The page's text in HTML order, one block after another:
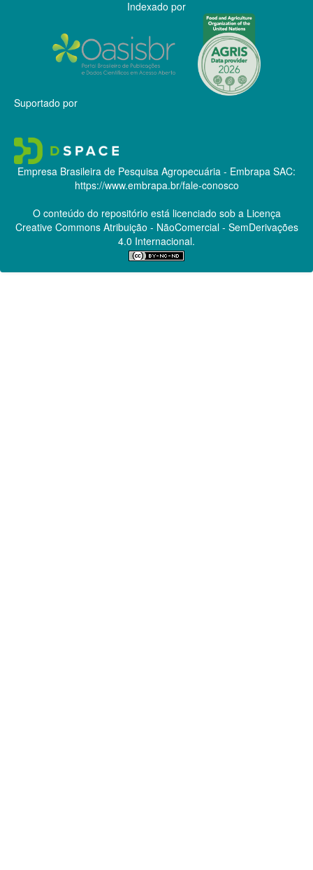
Indexado por
Suportado por
Empresa Brasileira de Pesquisa Agropecuária - Embrapa SAC:
https://www.embrapa.br/fale-conosco
O conteúdo do repositório está licenciado sob a Licença
Creative CommonsAtribuição - NãoComercial - SemDerivações
4.0 Internacional.